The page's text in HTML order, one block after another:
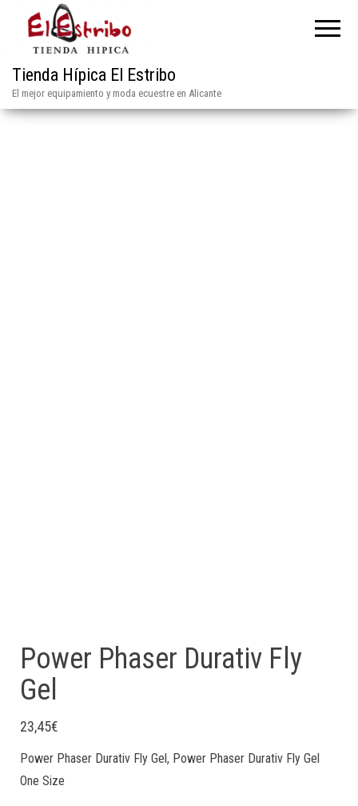
Tienda Hípica El Estribo
El mejor equipamiento y moda ecuestre en Alicante
Power Phaser Durativ Fly
Gel
23,45€
Power Phaser Durativ Fly Gel, Power Phaser Durativ Fly Gel
One Size